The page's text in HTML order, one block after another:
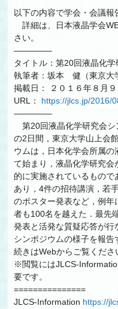
以下の内容で学会・会議報
詳細は、日本液晶学会
さい。
————–
タイトル：第20回液晶化
執筆者：坂本 健（東京大
掲載日： ２０１６年８月９
URL： https://jlcs.jp/2016/
————–
第20回液晶化学研究会シ
の2日間，東京大学山上会
ウムは，日本化学会所属
て始まり，液晶化学研究
的に実施されているもの
あり，4件の招待講演，若
のポスター発表など，例
者も100名を越えた．最先
発表と活発な質疑応答が行
シンポジウムの様子を報告
続きはWebからご覧くださ
※閲覧にはJLCS-
要です。
===============
JLCS-Information https://